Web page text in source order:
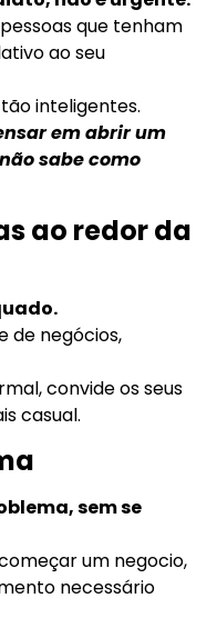
que tenham
ao seu
inteligentes.
em abrir um
sabe como
ao redor da
de negócios,
convide os seus
casual.
sem se
um negocio,
necessário